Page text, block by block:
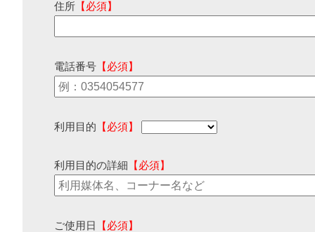
住所 【必須】
電話番号 【必須】
利用目的 【必須】
利用目的の詳細 【必須】
ご使用日 【必須】